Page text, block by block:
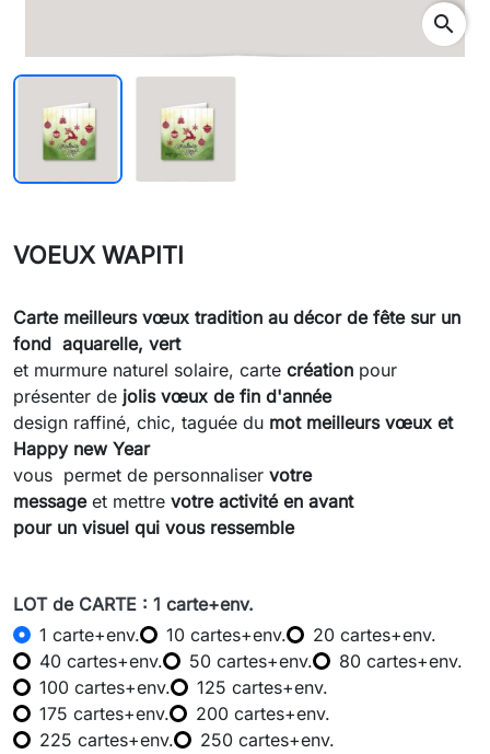
search
VOEUX WAPITI
Carte meilleurs vœux tradition au décor de fête sur un
fond aquarelle, vert
et murmure naturel solaire, carte création pour
présenter de jolis vœux de fin d'année
design raffiné, chic, taguée du mot meilleurs vœux et
Happy new Year
vous permet de personnaliser votre
message et mettre votre activité en avant
pour un visuel qui vous ressemble
LOT de CARTE : 1 carte+env.
1 carte+env.
10 cartes+env.
20 cartes+env.
40 cartes+env.
50 cartes+env.
80 cartes+env.
100 cartes+env.
125 cartes+env.
175 cartes+env.
200 cartes+env.
225 cartes+env.
250 cartes+env.